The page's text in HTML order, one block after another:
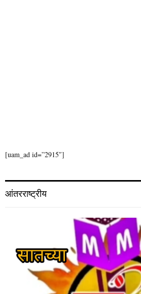
[uam_ad id=”2915″]
आंतरराष्ट्रीय